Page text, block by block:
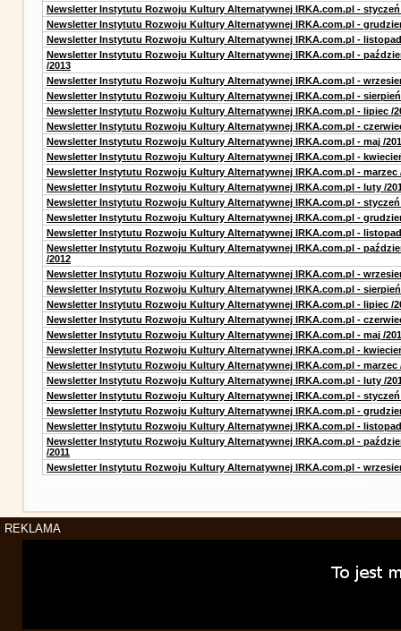
Newsletter Instytutu Rozwoju Kultury Alternatywnej IRKA.com.pl - styczeń
Newsletter Instytutu Rozwoju Kultury Alternatywnej IRKA.com.pl -
Newsletter Instytutu Rozwoju Kultury Alternatywnej IRKA.com.pl - listopad
Newsletter Instytutu Rozwoju Kultury Alternatywnej IRKA.com.pl -
/2013
Newsletter Instytutu Rozwoju Kultury Alternatywnej IRKA.com.pl -
Newsletter Instytutu Rozwoju Kultury Alternatywnej IRKA.com.pl - sierpień
Newsletter Instytutu Rozwoju Kultury Alternatywnej IRKA.com.pl - lipiec /
Newsletter Instytutu Rozwoju Kultury Alternatywnej IRKA.com.pl -
Newsletter Instytutu Rozwoju Kultury Alternatywnej IRKA.com.pl - maj /
Newsletter Instytutu Rozwoju Kultury Alternatywnej IRKA.com.pl -
Newsletter Instytutu Rozwoju Kultury Alternatywnej IRKA.com.pl - marzec
Newsletter Instytutu Rozwoju Kultury Alternatywnej IRKA.com.pl - luty /
Newsletter Instytutu Rozwoju Kultury Alternatywnej IRKA.com.pl - styczeń
Newsletter Instytutu Rozwoju Kultury Alternatywnej IRKA.com.pl -
Newsletter Instytutu Rozwoju Kultury Alternatywnej IRKA.com.pl - listopad
Newsletter Instytutu Rozwoju Kultury Alternatywnej IRKA.com.pl -
/2012
Newsletter Instytutu Rozwoju Kultury Alternatywnej IRKA.com.pl -
Newsletter Instytutu Rozwoju Kultury Alternatywnej IRKA.com.pl - sierpień
Newsletter Instytutu Rozwoju Kultury Alternatywnej IRKA.com.pl - lipiec /
Newsletter Instytutu Rozwoju Kultury Alternatywnej IRKA.com.pl -
Newsletter Instytutu Rozwoju Kultury Alternatywnej IRKA.com.pl - maj /
Newsletter Instytutu Rozwoju Kultury Alternatywnej IRKA.com.pl -
Newsletter Instytutu Rozwoju Kultury Alternatywnej IRKA.com.pl - marzec
Newsletter Instytutu Rozwoju Kultury Alternatywnej IRKA.com.pl - luty /
Newsletter Instytutu Rozwoju Kultury Alternatywnej IRKA.com.pl - styczeń
Newsletter Instytutu Rozwoju Kultury Alternatywnej IRKA.com.pl -
Newsletter Instytutu Rozwoju Kultury Alternatywnej IRKA.com.pl - listopad
Newsletter Instytutu Rozwoju Kultury Alternatywnej IRKA.com.pl -
/2011
Newsletter Instytutu Rozwoju Kultury Alternatywnej IRKA.com.pl -
REKLAMA